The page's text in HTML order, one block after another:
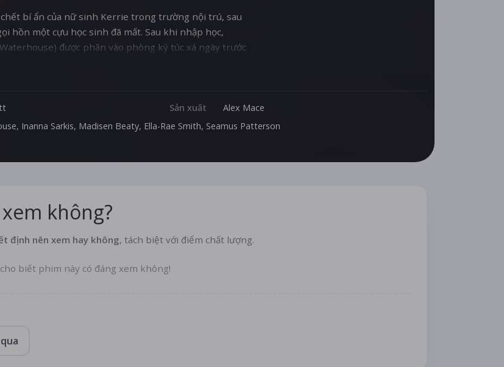
chết bí ẩn của nữ sinh Kerrie trong trường nội trú, sau
hồn một cựu học sinh đã mất. Sau khi nhập học,
được phân vào phòng ký túc xá ngày trước
cảm thấy những sự việc kì quái và phát hiện bí mật về
định tìm kiếm sự thật, nhóm nữ sinh từng tham gia buổi
Sản xuất
Alex Mace
, Inanna Sarkis, Madisen Beaty, Ella-Rae Smith, Seamus Patterson
không?
định nên xem hay không, tách biệt với điểm chất lượng.
biết phim này có đáng xem không!